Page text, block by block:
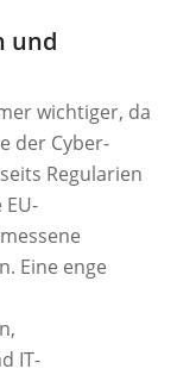
und
wichtiger, da
der Cyber-
Regularien
Eine enge
IT-